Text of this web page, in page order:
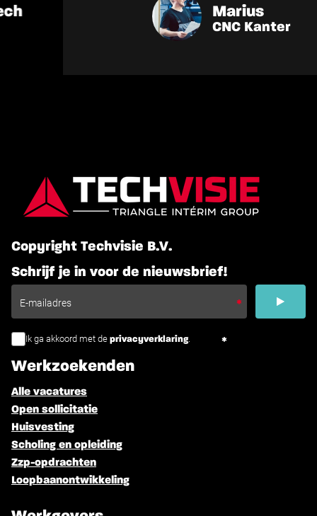
Marius
CNC Kanter
Copyright Techvisie B.V.
Schrijf je in voor de nieuwsbrief!
Ik ga akkoord met de privacyverklaring.
Werkzoekenden
Alle vacatures
Open sollicitatie
Huisvesting
Scholing en opleiding
Zzp-opdrachten
Loopbaanontwikkeling